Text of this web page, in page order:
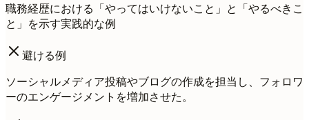
職務経歴における「やってはいけないこと」と「やるべきこ
と」を示す実践的な例
避ける例
ソーシャルメディア投稿やブログの作成を担当し、フォロワ
ーのエンゲージメントを増加させた。